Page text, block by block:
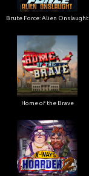
Brute Force: Alien Onslaught
Home of the Brave